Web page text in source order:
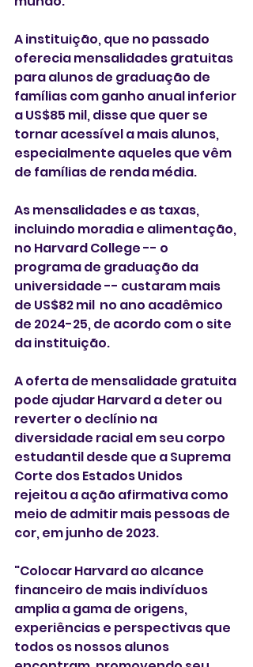
A instituição, que no passado
oferecia mensalidades gratuitas
para alunos de graduação de
famílias com ganho anual inferior
a US$85 mil, disse que quer se
tornar acessível a mais alunos,
especialmente aqueles que vêm
de famílias de renda média.
As mensalidades e as taxas,
incluindo moradia e alimentação,
no Harvard College -- o
programa de graduação da
universidade -- custaram mais
de US$82 mil  no ano acadêmico
de 2024-25, de acordo com o site
da instituição.
A oferta de mensalidade gratuita
pode ajudar Harvard a deter ou
reverter o declínio na
diversidade racial em seu corpo
estudantil desde que a Suprema
Corte dos Estados Unidos
rejeitou a ação afirmativa como
meio de admitir mais pessoas de
cor, em junho de 2023.
"Colocar Harvard ao alcance
financeiro de mais indivíduos
amplia a gama de origens,
experiências e perspectivas que
todos os nossos alunos